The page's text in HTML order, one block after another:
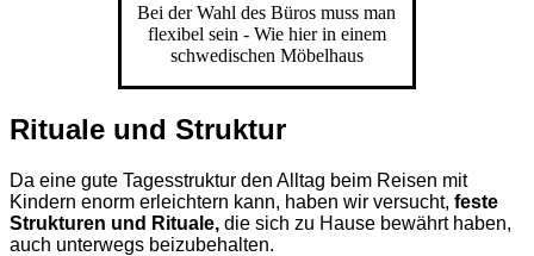
Bei der Wahl des Büros muss man
flexibel sein - Wie hier in einem
schwedischen Möbelhaus
Rituale und Struktur
Da eine gute Tagesstruktur den Alltag beim Reisen mit
Kindern enorm erleichtern kann, haben wir versucht, feste
Strukturen und Rituale, die sich zu Hause bewährt haben,
auch unterwegs beizubehalten.